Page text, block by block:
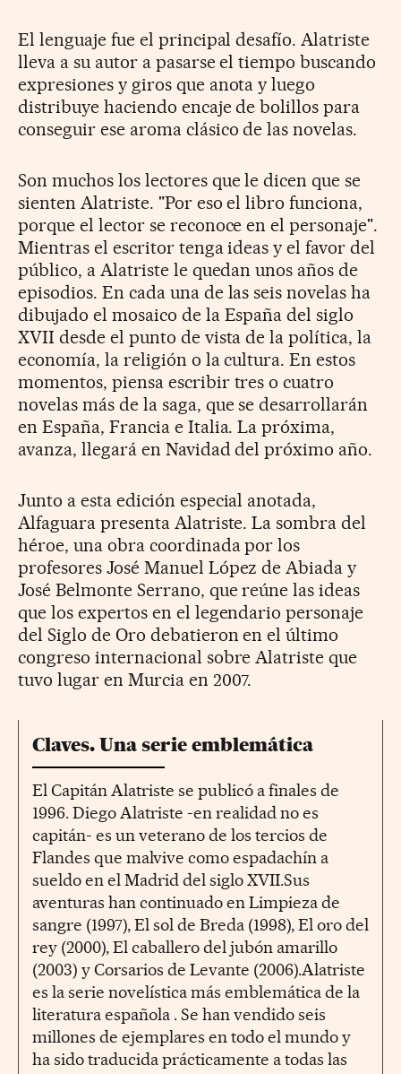
El lenguaje fue el principal desafío. Alatriste
lleva a su autor a pasarse el tiempo buscando
expresiones y giros que anota y luego
distribuye haciendo encaje de bolillos para
conseguir ese aroma clásico de las novelas.
Son muchos los lectores que le dicen que se
sienten Alatriste. "Por eso el libro funciona,
porque el lector se reconoce en el personaje".
Mientras el escritor tenga ideas y el favor del
público, a Alatriste le quedan unos años de
episodios. En cada una de las seis novelas ha
dibujado el mosaico de la España del siglo
XVII desde el punto de vista de la política, la
economía, la religión o la cultura. En estos
momentos, piensa escribir tres o cuatro
novelas más de la saga, que se desarrollarán
en España, Francia e Italia. La próxima,
avanza, llegará en Navidad del próximo año.
Junto a esta edición especial anotada,
Alfaguara presenta Alatriste. La sombra del
héroe, una obra coordinada por los
profesores José Manuel López de Abiada y
José Belmonte Serrano, que reúne las ideas
que los expertos en el legendario personaje
del Siglo de Oro debatieron en el último
congreso internacional sobre Alatriste que
tuvo lugar en Murcia en 2007.
Claves. Una serie emblemática
El Capitán Alatriste se publicó a finales de
1996. Diego Alatriste -en realidad no es
capitán- es un veterano de los tercios de
Flandes que malvive como espadachín a
sueldo en el Madrid del siglo XVII.Sus
aventuras han continuado en Limpieza de
sangre (1997), El sol de Breda (1998), El oro del
rey (2000), El caballero del jubón amarillo
(2003) y Corsarios de Levante (2006).Alatriste
es la serie novelística más emblemática de la
literatura española . Se han vendido seis
millones de ejemplares en todo el mundo y
ha sido traducida prácticamente a todas las